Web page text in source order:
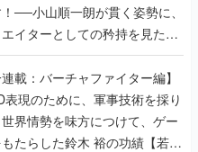
──小山順一朗が貫く姿勢に、
イターとしての矜持を見た
り最終回】
連載：バーチャファイター編】
表現のために、軍事技術を採り
界情勢を味方につけて、ゲー
たらした鈴木 裕の功績【若ゲ